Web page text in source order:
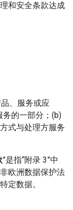
和安全条款达成
、服务或应
务的一部分；(b)
式与处理方服务
”是指“附录 3”中
欧洲数据保护法
定数据。